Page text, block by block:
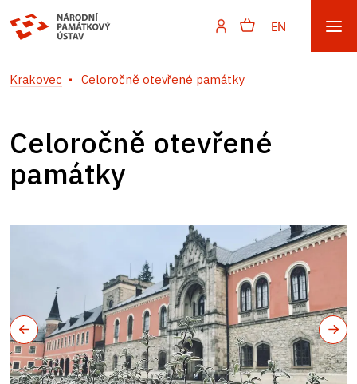
EN
Krakovec Celoročně otevřené památky
Celoročně otevřené
památky